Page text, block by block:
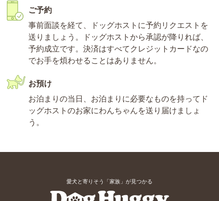
ご予約
事前面談を経て、ドッグホストに予約リクエストを
送りましょう。ドッグホストから承認が降りれば、
予約成立です。決済はすべてクレジットカードなの
でお手を煩わせることはありません。
お預け
お泊まりの当日、お泊まりに必要なものを持ってド
ッグホストのお家にわんちゃんを送り届けましょ
う。
愛犬と寄りそう「家族」が見つかる